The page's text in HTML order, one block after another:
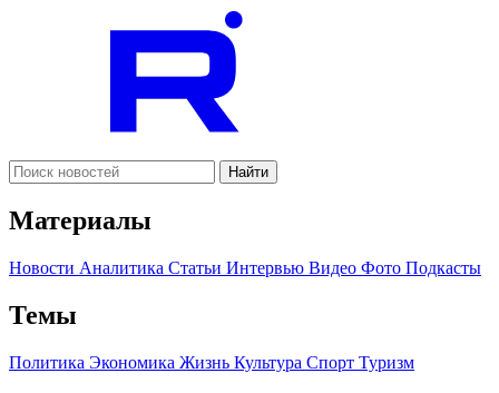
Найти
Материалы
Новости Аналитика Статьи Интервью Видео Фото Подкасты
Темы
Политика Экономика Жизнь Культура Спорт Туризм